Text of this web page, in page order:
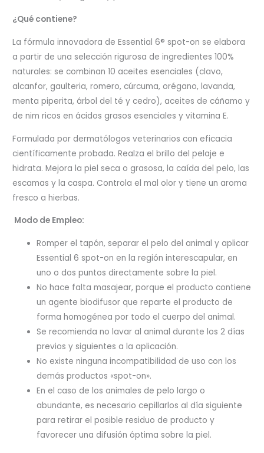
¿Qué contiene?
La fórmula innovadora de Essential 6® spot-on se elabora
a partir de una selección rigurosa de ingredientes 100%
naturales: se combinan 10 aceites esenciales (clavo,
alcanfor, gaulteria, romero, cúrcuma, orégano, lavanda,
menta piperita, árbol del té y cedro), aceites de cáñamo y
de nim ricos en ácidos grasos esenciales y vitamina E.
Formulada por dermatólogos veterinarios con eficacia
científicamente probada. Realza el brillo del pelaje e
hidrata. Mejora la piel seca o grasosa, la caída del pelo, las
escamas y la caspa. Controla el mal olor y tiene un aroma
fresco a hierbas.
Modo de Empleo:
Romper el tapón, separar el pelo del animal y aplicar
Essential 6 spot-on en la región interescapular, en
uno o dos puntos directamente sobre la piel.
No hace falta masajear, porque el producto contiene
un agente biodifusor que reparte el producto de
forma homogénea por todo el cuerpo del animal.
Se recomienda no lavar al animal durante los 2 días
previos y siguientes a la aplicación.
No existe ninguna incompatibilidad de uso con los
demás productos «spot-on».
En el caso de los animales de pelo largo o
abundante, es necesario cepillarlos al día siguiente
para retirar el posible residuo de producto y
favorecer una difusión óptima sobre la piel.